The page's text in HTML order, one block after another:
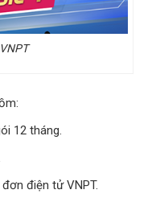
12 tháng.
điện tử VNPT.